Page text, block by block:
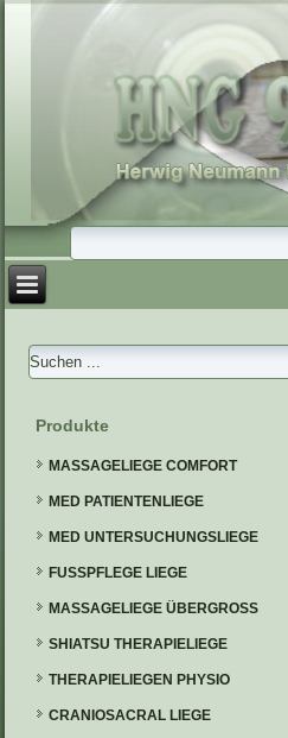
Produkte
MASSAGELIEGE COMFORT
MED PATIENTENLIEGE
MED UNTERSUCHUNGSLIEGE
FUSSPFLEGE LIEGE
MASSAGELIEGE ÜBERGROSS
SHIATSU THERAPIELIEGE
THERAPIELIEGEN PHYSIO
CRANIOSACRAL LIEGE